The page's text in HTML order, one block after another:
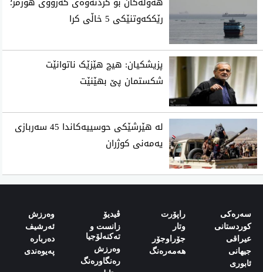
رێککەوتنێکی 5 خاڵی کرا
پزیشکیان: هیچ هێزێک ناتوانێت
شکستمان پێ بهێنێت
لە هێرشێکی حوسییەکاندا 45 سەربازی
یەمەنی کوژران
سەرەکی
کوردستانی
‌‌عیراقی‌
‌‌جیهانی‌
‌‌ئابوری‌
راپۆرت
وتار
جۆراوجۆر
هەمەرەنگ
ڤیدیۆ
زانست و
تەکنەلۆجیا
وەرزش
رەنگاورەنگ
وەرزش‌
ئەرشیف
دەربارە‌
پەیوەندی‌